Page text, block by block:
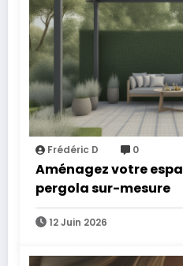
Frédéric D 0
Aménagez votre
pergola sur-mesure
12 Juin 2026